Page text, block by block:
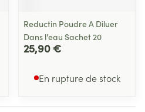
Reductin Poudre A Diluer
Dans l'eau Sachet 20
25,90 €
En rupture de stock